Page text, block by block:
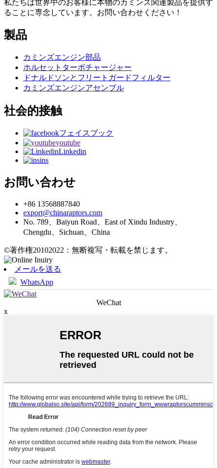
私たちは世界中のお客様に本物のカミンズ関連製品を提供す
ることに専念しています。お問い合わせください！
製品
カミンズエンジン部品
ホルセットターボチャージャー
ドナルドソンとフリートガードフィルター
カミンズエンジンアセンブル
社会的接触
フェイスブック
youtube
Linkedin
ins
お問い合わせ
+86 13568887840
export@chinaraptors.com
No. 789、Baiyun Road、East of Xindu Industry、
Chengdu、Sichuan、China
©著作権20102022：無断複写・転載を禁じます。
メールを送る
WhatsApp
WeChat
x